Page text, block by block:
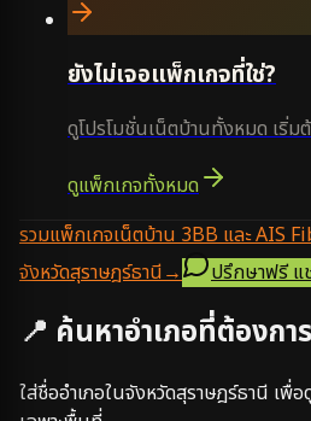
ยังไม่เจอแพ็กเกจที่ใช่?
ดูโปรโมชั่นเน็ตบ้านทั้งหมด เริ่ม
ดูแพ็กเกจทั้งหมด
รวมแพ็กเกจเน็ตบ้าน 3BB และ AIS
จังหวัดสุราษฎร์ธานี→ ปรึกษาฟรี แ
📍 ค้นหาอำเภอที่ต้องก
ใส่ชื่ออำเภอในจังหวัดสุราษฎร์ธานี เพื่อ